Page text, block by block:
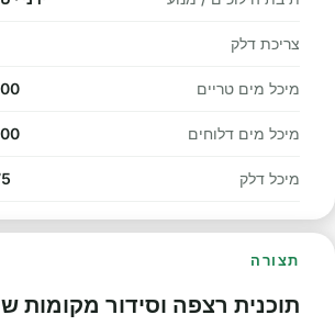
צריכת דלק
מיכל מים טריים 100 ליטר (≈
מיכל מים דלוחים 100 ליטר (≈
מיכל דלק 75 ליטר
תצורה
תוכנית רצפה וסידור מקומות